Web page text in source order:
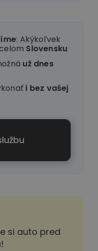
: Akýkoľvek
Slovensku
už dnes
i bez vašej
si auto pred